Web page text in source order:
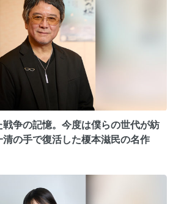
争の記憶。今度は僕らの世代が紡
の手で復活した榎本滋民の名作